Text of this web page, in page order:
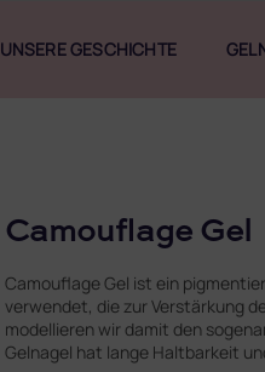
UNSERE GESCHICHTE
Camouflage Gel
Camouflage Gel ist ein
verwendet, die zur Verstärkung
modellieren wir damit den
Gelnagel hat lange Haltbarkeit